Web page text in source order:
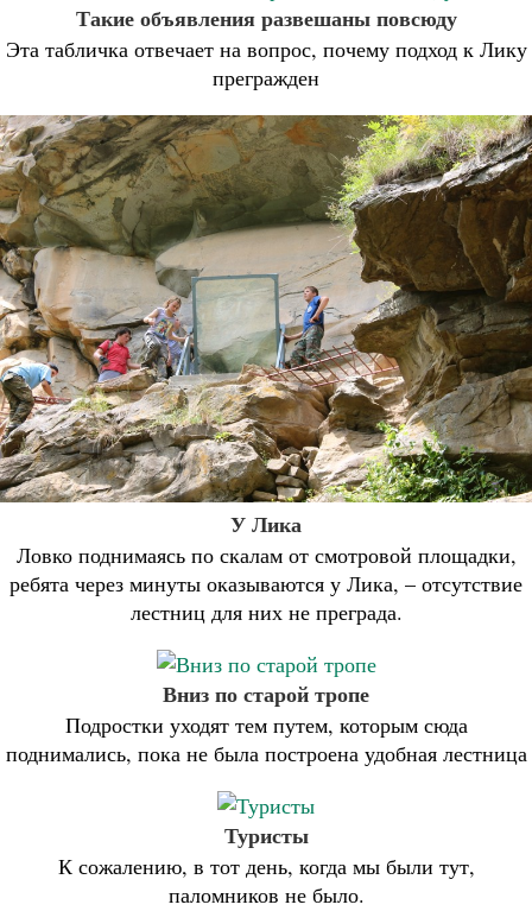
Такие объявления развешаны повсюду
Эта табличка отвечает на вопрос, почему подход к Лику
прегражден
У Лика
Ловко поднимаясь по скалам от смотровой площадки,
ребята через минуты оказываются у Лика, – отсутствие
лестниц для них не преграда.
Вниз по старой тропе
Подростки уходят тем путем, которым сюда
поднимались, пока не была построена удобная лестница
Туристы
К сожалению, в тот день, когда мы были тут,
паломников не было.